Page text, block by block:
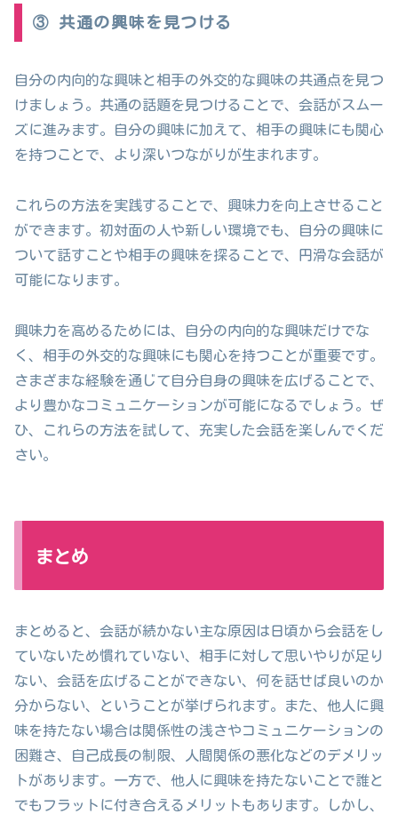
③ 共通の興味を見つける
自分の内向的な興味と相手の外交的な興味の共通点を見つ
けましょう。共通の話題を見つけることで、会話がスムー
ズに進みます。自分の興味に加えて、相手の興味にも関心
を持つことで、より深いつながりが生まれます。
これらの方法を実践することで、興味力を向上させること
ができます。初対面の人や新しい環境でも、自分の興味に
ついて話すことや相手の興味を探ることで、円滑な会話が
可能になります。
興味力を高めるためには、自分の内向的な興味だけでな
く、相手の外交的な興味にも関心を持つことが重要です。
さまざまな経験を通じて自分自身の興味を広げることで、
より豊かなコミュニケーションが可能になるでしょう。ぜ
ひ、これらの方法を試して、充実した会話を楽しんでくだ
さい。
まとめ
まとめると、会話が続かない主な原因は日頃から会話をし
ていないため慣れていない、相手に対して思いやりが足り
ない、会話を広げることができない、何を話せば良いのか
分からない、ということが挙げられます。また、他人に興
味を持たない場合は関係性の浅さやコミュニケーションの
困難さ、自己成長の制限、人間関係の悪化などのデメリッ
トがあります。一方で、他人に興味を持たないことで誰と
でもフラットに付き合えるメリットもあります。しかし、